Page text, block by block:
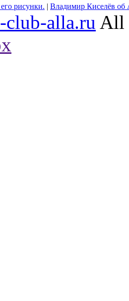
рисунки. | Владимир Киселёв об
club-alla.ru All